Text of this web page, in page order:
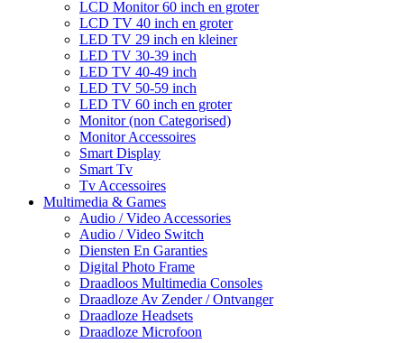
LCD Monitor 60 inch en groter
LCD TV 40 inch en groter
LED TV 29 inch en kleiner
LED TV 30-39 inch
LED TV 40-49 inch
LED TV 50-59 inch
LED TV 60 inch en groter
Monitor (non Categorised)
Monitor Accessoires
Smart Display
Smart Tv
Tv Accessoires
Multimedia & Games
Audio / Video Accessories
Audio / Video Switch
Diensten En Garanties
Digital Photo Frame
Draadloos Multimedia Consoles
Draadloze Av Zender / Ontvanger
Draadloze Headsets
Draadloze Microfoon